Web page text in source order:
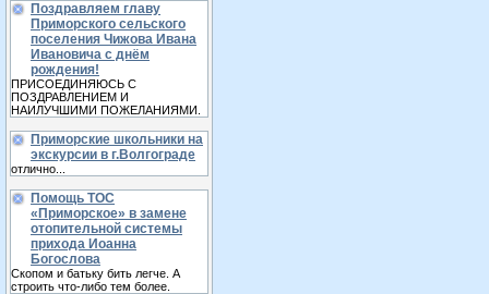
Поздравляем главу
Приморского сельского
поселения Чижова Ивана
Ивановича с днём
рождения!
ПРИСОЕДИНЯЮСЬ С
ПОЗДРАВЛЕНИЕМ И
НАИЛУЧШИМИ ПОЖЕЛАНИЯМИ.
Приморские школьники на
экскурсии в г.Волгограде
отлично...
Помощь ТОС
«Приморское» в замене
отопительной системы
прихода Иоанна
Богослова
Скопом и батьку бить легче. А
строить что-либо тем более.